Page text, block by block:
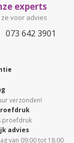
experts
ze voor advies
073 642 3901
verzonden!
proefdruk
advies
van 09:00 tot 18:00